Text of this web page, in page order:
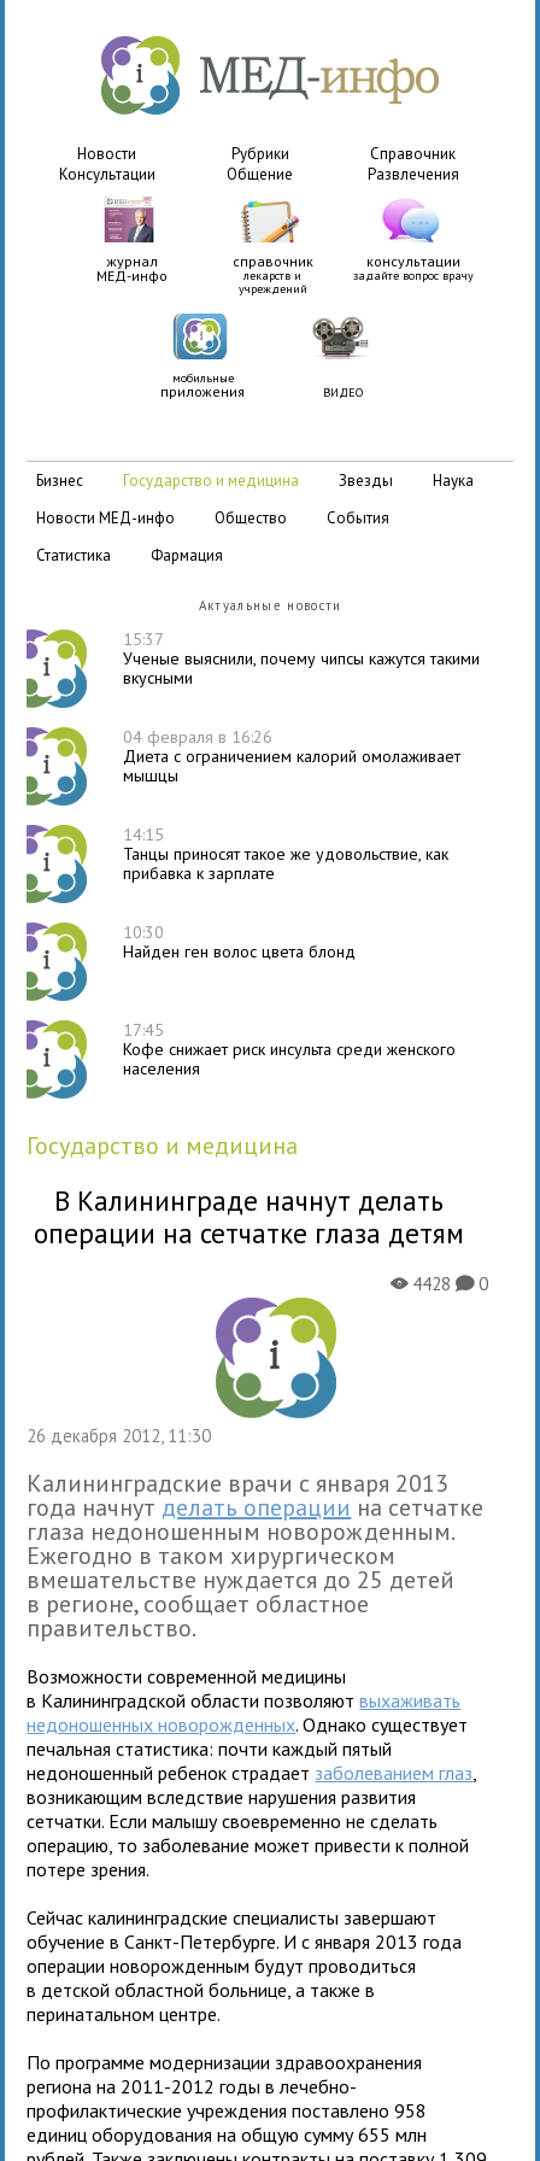
Новости Рубрики
Справочник
Консультации
Общение Развлечения
журнал
МЕД-инфо
справочник
лекарств и
учреждений
консультации
задайте вопрос врачу
мобильные
приложения ВИДЕО
бизнес государство и медицина звезды
наука
новости МЕД-инфо
общество
события
статистика
фармация
Актуальные новости
15:37
Ученые выяснили, почему чипсы кажутся такими
вкусными
04 февраля в 16:26
Диета с ограничением калорий омолаживает
мышцы
14:15
Танцы приносят такое же удовольствие, как
прибавка к зарплате
10:30
Найден ген волос цвета блонд
17:45
Кофе снижает риск инсульта среди женского
населения
государство и медицина
В Калининграде начнут делать
операции на сетчатке глаза детям
26 декабря 2012, 11:30
X4428K0
Калининградские врачи с января 2013
года начнут делать операции на сетчатке
глаза недоношенным новорожденным.
Ежегодно в таком хирургическом
вмешательстве нуждается до 25 детей
в регионе, сообщает областное
правительство.
Возможности современной медицины
в Калининградской области позволяютвыхаживать
недоношенных новорожденных. Однако существует
печальная статистика: почти каждый пятый
недоношенный ребенок страдает заболеванием глаз
возникающим вследствие нарушения развития
сетчатки. Если малышу своевременно не сделать
операцию, то заболевание может привести к полной
потере зрения.
Сейчас калининградские специалисты завершают
обучение в Санкт-Петербурге. И с января 2013 года
операции новорожденным будут проводиться
в детской областной больнице, а также в
перинатальном центре.
По программе модернизации здравоохранения
региона на 2011-2012 годы в лечебно-
профилактические учреждения поставлено 958
единиц оборудования на общую сумму 655 млн